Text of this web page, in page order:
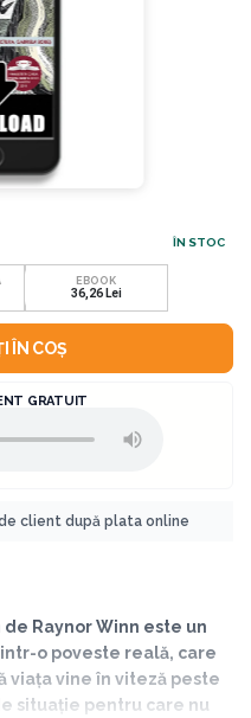
ÎN STOC
EBOOK
36,26 Lei
ÎN COȘ
GRATUIT
client după plata online
Raynor Winn este un
o poveste reală, care
viața vine în viteză peste
situație pentru care nu